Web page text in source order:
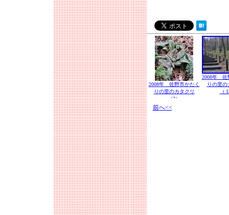
2008年 佐野市かたく
りの里のカタクリ
（2）
2008年 佐
りの里の
（
前へ<<